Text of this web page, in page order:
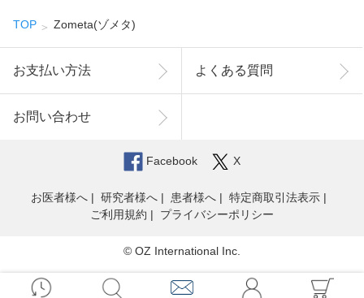
TOP Zometa(ゾメタ)
お支払い方法 よくある質問
お問い合わせ
Facebook X
お医者様へ 研究者様へ 患者様へ
特定商取引法表示
ご利用規約
プライバシーポリシー
© OZ International Inc.